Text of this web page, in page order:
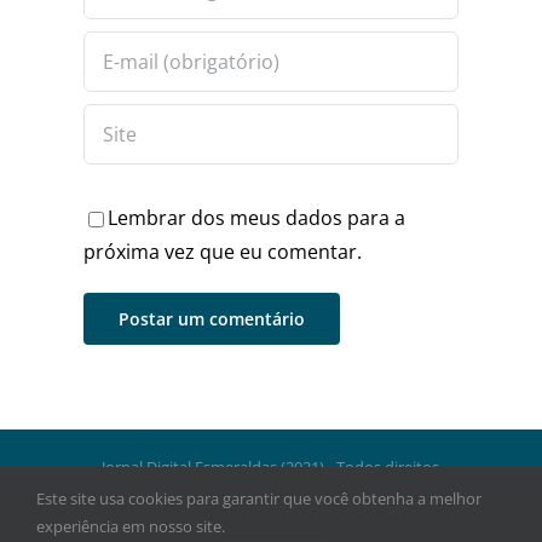
Lembrar dos meus dados para a
próxima vez que eu comentar.
Jornal Digital Esmeraldas (2021) - Todos direitos
reservados.
Este site usa cookies para garantir que você obtenha a melhor
experiência em nosso site.